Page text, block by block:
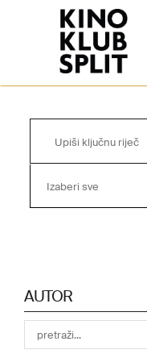
Izaberi sve
AUTOR